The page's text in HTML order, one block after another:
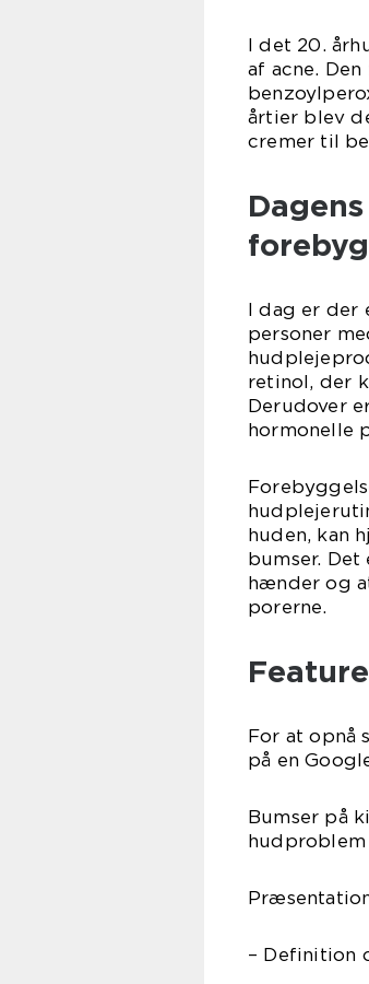
I det 20.
af acne.
årtier blev
cremer til
I dag er der
personer
retinol, der
Derudover
hormonelle
huden, kan
bumser.
hænder og
porerne.
For at opnå
på en
Bumser på
hudproblem
– Definition